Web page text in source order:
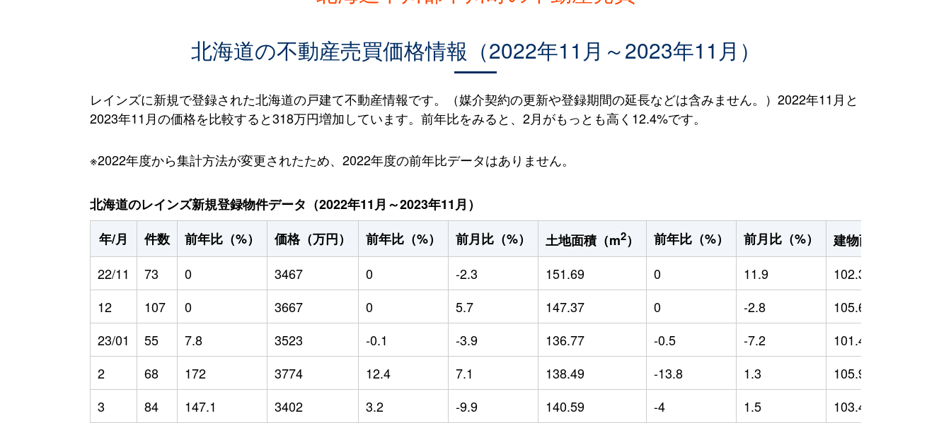
北海道の不動産売買価格情報（2022年11月～2023年11月）
レインズに新規で登録された北海道の戸建て不動産情報です。（媒介契約の更新や登録期間の延長などは含みません。）2022年11月と
2023年11月の価格を比較すると318万円増加しています。前年比をみると、2月がもっとも高く12.4%です。
※2022年度から集計方法が変更されたため、2022年度の前年比データはありません。
北海道のレインズ新規登録物件データ（2022年11月～2023年11月）
年/月
件数 前年比（%） 価格（万円） 前年比（%） 前月比（%） 土地面積（m2） 前年比（%） 前月比（%） 建物面積（m
22/11
73 0 3467 0 -2.3 151.69 0 11.9 102.39
12
107 0 3667 0 5.7 147.37 0 -2.8 105.65
23/01
55 7.8 3523 -0.1 -3.9 136.77 -0.5 -7.2 101.41
2
68 172 3774 12.4 7.1 138.49 -13.8 1.3 105.9
3
84 147.1 3402 3.2 -9.9 140.59 -4 1.5 103.42